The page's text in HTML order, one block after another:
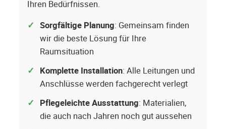
Ihren Bedürfnissen.
Sorgfältige Planung: Gemeinsam finden
wir die beste Lösung für Ihre
Raumsituation
Komplette Installation: Alle Leitungen und
Anschlüsse werden fachgerecht verlegt
Pflegeleichte Ausstattung: Materialien,
die auch nach Jahren noch gut aussehen